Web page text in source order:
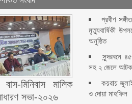
বাস-মিনিবাস মালিক
সভা-২০২৬
প্রবীণ
মৃত্যুবার্ষিকী
অনুষ্ঠিত
সুন্দরবনে
সহ ২ জেলে আটক
কয়রায়
ও দোয়া মাহফিল